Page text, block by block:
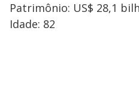
Patrimônio: US$ 28,1
Idade: 82